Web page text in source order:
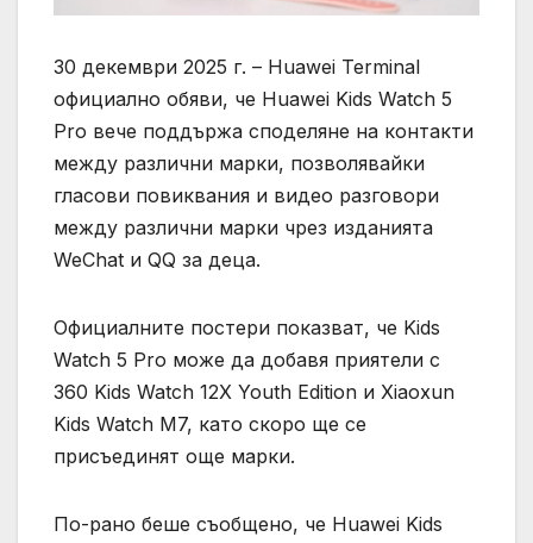
30 декември 2025 г. – Huawei Terminal
официално обяви, че Huawei Kids Watch 5
Pro вече поддържа споделяне на контакти
между различни марки, позволявайки
гласови повиквания и видео разговори
между различни марки чрез изданията
WeChat и QQ за деца.
Официалните постери показват, че Kids
Watch 5 Pro може да добавя приятели с
360 Kids Watch 12X Youth Edition и Xiaoxun
Kids Watch M7, като скоро ще се
присъединят още марки.
По-рано беше съобщено, че Huawei Kids